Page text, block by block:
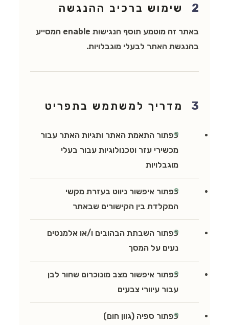
2 שימוש ברכיב ההנגשה
באתר זה מוטמע תוסף הנגישות enable המסייע
בהנגשת האתר לבעלי מוגבלויות.
3 מדריך למשתמש בתפריט
כפתור התאמת האתר ותגיות האתר עבור
מכשירי עזר וטכנולוגיות עבור בעלי
מוגבלויות
כפתור איפשור ניווט בעזרת מקשי
המקלדת בין הקישורים שבאתר
כפתור השבתת הבהובים ו/או אלמנטים
נעים על המסך
כפתור איפשור מצב מונוכרום שחור לבן
עבור עיוורי צבעים
כפתור ספיה (גוון חום)